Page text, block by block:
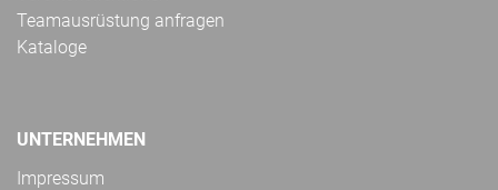
Teamausrüstung anfragen
Kataloge
UNTERNEHMEN
Impressum